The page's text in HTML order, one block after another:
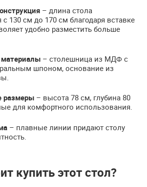
– длина стола
с 130 см до 170 см благодаря вставке
удобно разместить больше
– столешница из МДФ с
шпоном, основание из
размеры – высота 78 см, глубина 80
для комфортного использования.
– плавные линии придают столу
купить этот стол?